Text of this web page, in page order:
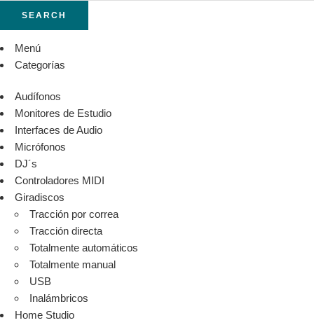
SEARCH
Menú
Categorías
Audífonos
Monitores de Estudio
Interfaces de Audio
Micrófonos
DJ´s
Controladores MIDI
Giradiscos
Tracción por correa
Tracción directa
Totalmente automáticos
Totalmente manual
USB
Inalámbricos
Home Studio